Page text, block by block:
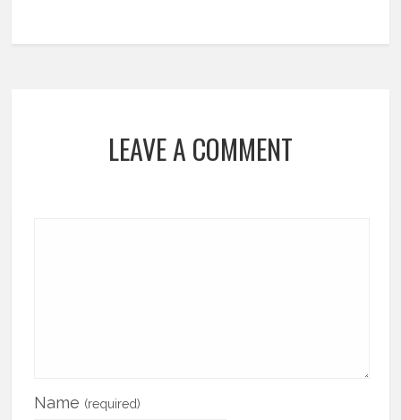
LEAVE A COMMENT
Name (required)